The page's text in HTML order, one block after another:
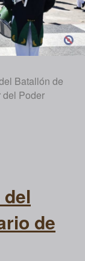
Batallón de
del Poder
de